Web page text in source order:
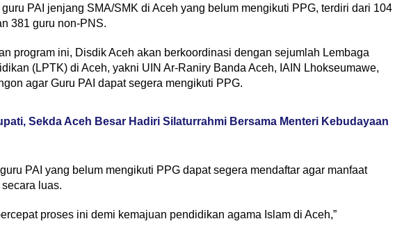
PAI jenjang SMA/SMK di Aceh yang belum mengikuti PPG, terdiri dari 104
381 guru non-PNS.
program ini, Disdik Aceh akan berkoordinasi dengan sejumlah Lembaga
(LPTK) di Aceh, yakni UIN Ar-Raniry Banda Aceh, IAIN Lhokseumawe,
agar Guru PAI dapat segera mengikuti PPG.
Sekda Aceh Besar Hadiri Silaturrahmi Bersama Menteri Kebudayaan
PAI yang belum mengikuti PPG dapat segera mendaftar agar manfaat
luas.
proses ini demi kemajuan pendidikan agama Islam di Aceh,”